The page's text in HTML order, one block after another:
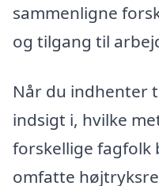
sammenligne
og tilgang til
Når du indhenter
indsigt i, hvilke
forskellige fagfolk
omfatte